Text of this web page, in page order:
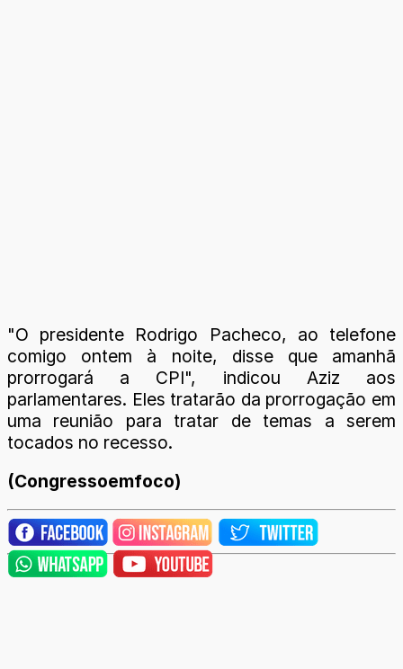
"O presidente Rodrigo Pacheco, ao telefone
comigo ontem à noite, disse que amanhã
prorrogará a CPI", indicou Aziz aos
parlamentares. Eles tratarão da prorrogação em
uma reunião para tratar de temas a serem
tocados no recesso.
(Congressoemfoco)